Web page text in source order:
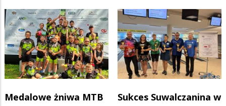
Medalowe żniwa MTB
Sukces Suwalczanina w